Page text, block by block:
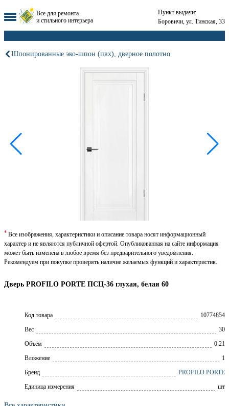
Все для ремонта
и стильного интерьера
Пункт выдачи:
Боровичи, ул. Тинская, 33
Шпонированные эко-шпон (пвх), дверное полотно
Дверь PROFILO PORTE ПСЦ-36 глухая, белая 60
Код товара
10774854
Вес
30
Объём
0.21
Вложение
1
Брeнд
PROFILO PORTE
Единица измерения
шт
* Все изображения, характеристики и описание товара носят информационный
характер и не являются публичной офертой. Опубликованная на сайте информация
может быть изменена в любое время без предварительного уведомления.
Рекомендуем при покупке проверять наличие желаемых функций и характеристик.